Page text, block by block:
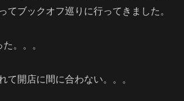
てブックオフ巡りに行ってきました。
。。。
て開店に間に合わない。。。